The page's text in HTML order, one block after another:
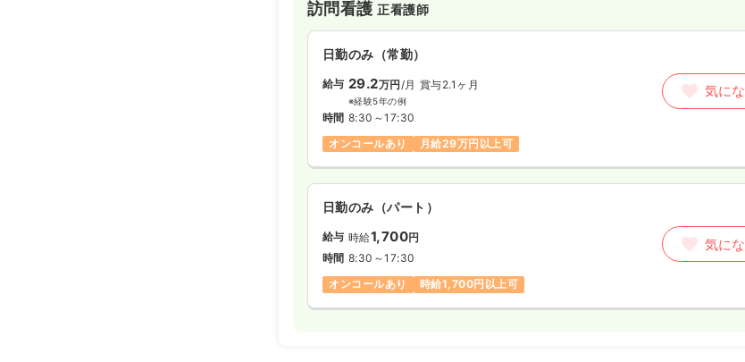
訪問看護正看護師
日勤のみ（常勤）
給与 29.2万円 /月 賞与2.1ヶ月
※経験5年の例
時間 8:30～17:30
オンコールあり
月給29万円以上可
気に
日勤のみ（パート）
給与 時給1,700円
時間 8:30～17:30
オンコールあり
時給1,700円以上可
気に